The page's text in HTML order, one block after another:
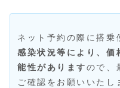
ネット予約の際に搭乗
感染状況等により、価
能性がありますので、
ご確認をお願いいたし